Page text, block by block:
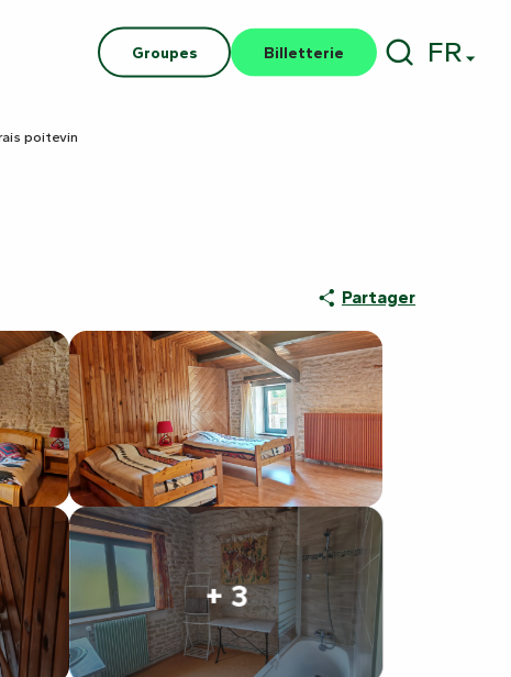
Groupes Billetterie FR
poitevin
Partager
+ 3